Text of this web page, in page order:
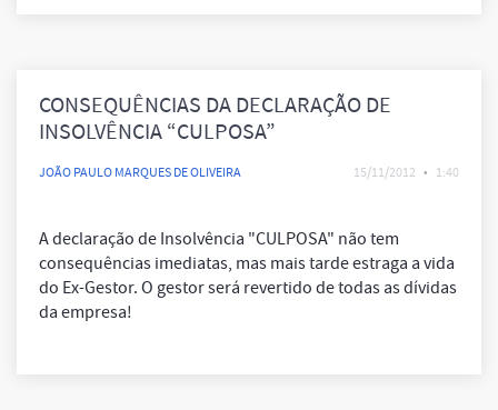
CONSEQUÊNCIAS DA DECLARAÇÃO DE
INSOLVÊNCIA “CULPOSA”
JOÃO PAULO MARQUES DE OLIVEIRA 15/11/2012 • 1:40
A declaração de Insolvência "CULPOSA" não tem
consequências imediatas, mas mais tarde estraga a vida
do Ex-Gestor. O gestor será revertido de todas as dívidas
da empresa!